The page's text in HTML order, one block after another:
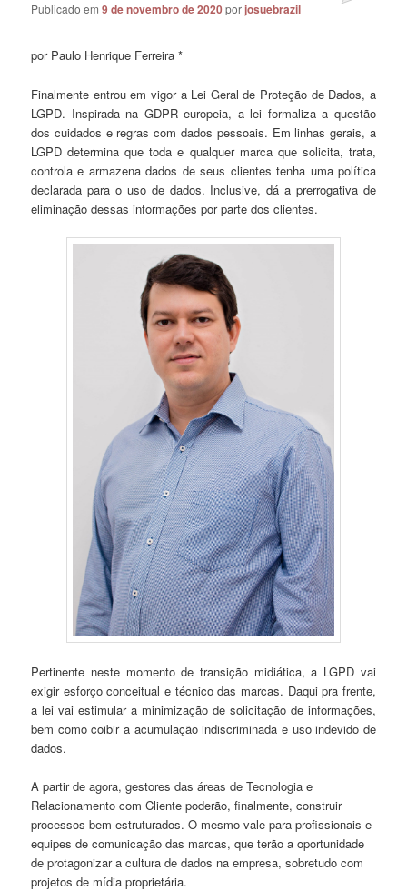
Publicado em9 de novembro de 2020porjosuebrazil
por Paulo Henrique Ferreira *
Finalmente entrou em vigor a Lei Geral de Proteção de Dados, a
LGPD. Inspirada na GDPR europeia, a lei formaliza a questão
dos cuidados e regras com dados pessoais. Em linhas gerais, a
LGPD determina que toda e qualquer marca que solicita, trata,
controla e armazena dados de seus clientes tenha uma política
declarada para o uso de dados. Inclusive, dá a prerrogativa de
eliminação dessas informações por parte dos clientes.
Pertinente neste momento de transição midiática, a LGPD vai
exigir esforço conceitual e técnico das marcas. Daqui pra frente,
a lei vai estimular a minimização de solicitação de informações,
bem como coibir a acumulação indiscriminada e uso indevido de
dados.
A partir de agora, gestores das áreas de Tecnologia e
Relacionamento com Cliente poderão, finalmente, construir
processos bem estruturados. O mesmo vale para profissionais e
equipes de comunicação das marcas, que terão a oportunidade
de protagonizar a cultura de dados na empresa, sobretudo com
projetos de mídia proprietária.